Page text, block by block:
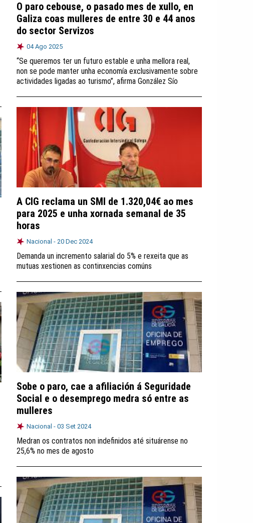
O paro cebouse, o pasado mes de xullo, en
Galiza coas mulleres de entre 30 e 44 anos
do sector Servizos
04 Ago 2025
“Se queremos ter un futuro estable e unha mellora real,
non se pode manter unha economía exclusivamente sobre
actividades ligadas ao turismo”, afirma González Sío
A CIG reclama un SMI de 1.320,04€ ao mes
para 2025 e unha xornada semanal de 35
horas
Nacional - 20 Dec 2024
Demanda un incremento salarial do 5% e rexeita que as
mutuas xestionen as continxencias comúns
Sobe o paro, cae a afiliación á Seguridade
Social e o desemprego medra só entre as
mulleres
Nacional - 03 Set 2024
Medran os contratos non indefinidos até situárense no
25,6% no mes de agosto